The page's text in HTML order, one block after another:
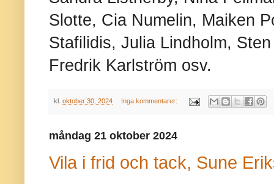
Slotte, Cia Numelin, Maiken
Stafilidis, Julia Lindholm,
Fredrik Karlström osv.
kl. oktober 30, 2024 Inga kommentarer:
måndag 21 oktober 2024
Vila i frid och tack, Sune